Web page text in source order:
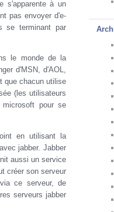
s'apparente à un
pas envoyer d'e-
se terminant par
le monde de la
d'MSN, d'AOL,
que chacun utilise
(les utilisateurs
pour se
en utilisant la
jabber. Jabber
aussi un service
créer son serveur
ce serveur, de
serveurs jabber